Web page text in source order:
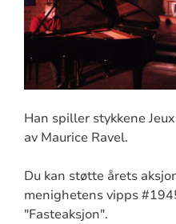
Han spiller stykkene
av Maurice Ravel.
Du kan støtte årets
menighetens vipps
"Fasteaksjon".